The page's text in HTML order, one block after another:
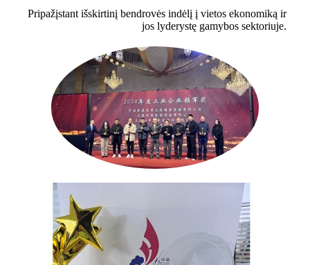
Pripažįstant išskirtinį bendrovės indėlį į vietos ekonomiką ir
jos lyderystę gamybos sektoriuje.